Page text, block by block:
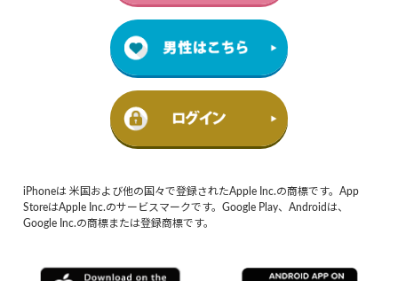
iPhoneは 米国および他の国々で登録されたApple Inc.の商標です。App
StoreはApple Inc.のサービスマークです。Google Play、Androidは、
Google Inc.の商標または登録商標です。